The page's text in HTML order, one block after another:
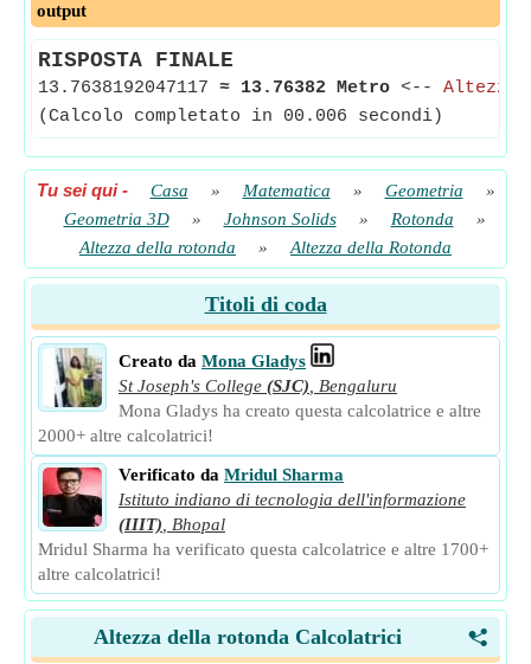
output
RISPOSTA FINALE
13.7638192047117 ≈ 13.76382 Metro <-- Altezza
(Calcolo completato in 00.006 secondi)
Tu sei qui- Casa » Matematica » Geometria
»
Geometria 3D
» Johnson Solids » Rotonda
»
Altezza della rotonda
» Altezza della Rotonda
Titoli di coda
Creato da Mona Gladys
St Joseph's College (SJC)
Bengaluru
Mona Gladys ha creato questa calcolatrice e altre
2000+ altre calcolatrici!
Verificato da Mridul Sharma
Istituto indiano di tecnologia dell'informazione
(IIIT)
Bhopal
Mridul Sharma ha verificato questa calcolatrice e altre 1700+
altre calcolatrici!
<
Altezza della rotonda Calcolatrici